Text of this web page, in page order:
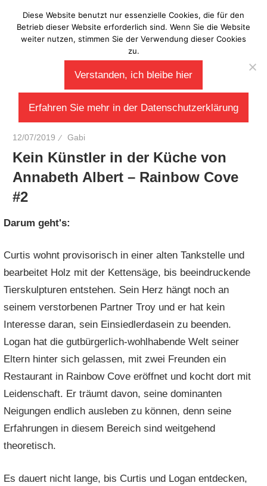
Inhalt
springen
Laberladen
12/07/2019 Gabi
Kein Künstler in der Küche von
Annabeth Albert – Rainbow Cove
#2
Darum geht's:
Curtis wohnt provisorisch in einer alten Tankstelle und
bearbeitet Holz mit der Kettensäge, bis beeindruckende
Tierskulpturen entstehen. Sein Herz hängt noch an
seinem verstorbenen Partner Troy und er hat kein
Interesse daran, sein Einsiedlerdasein zu beenden.
Logan hat die gutbürgerlich-wohlhabende Welt seiner
Eltern hinter sich gelassen, mit zwei Freunden ein
Restaurant in Rainbow Cove eröffnet und kocht dort mit
Leidenschaft. Er träumt davon, seine dominanten
Neigungen endlich ausleben zu können, denn seine
Erfahrungen in diesem Bereich sind weitgehend
theoretisch.
Es dauert nicht lange, bis Curtis und Logan entdecken,
Diese Website benutzt nur essenzielle Cookies, die für den
Betrieb dieser Website erforderlich sind. Wenn Sie die Website
weiter nutzen, stimmen Sie der Verwendung dieser Cookies
zu.
Verstanden, ich bleibe hier
Erfahren Sie mehr in der Datenschutzerklärung